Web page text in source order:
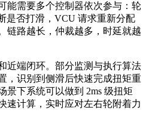
能需要多个控制器依次参与：轮
是否打滑，VCU 请求重新分配
链路越长，仲裁越多，时延就越
近端闭环。部分监测与执行算法
，识别到侧滑后快速完成扭矩重
景下系统可以做到 2ms 级扭矩
速计算，实时应对左右轮附着力